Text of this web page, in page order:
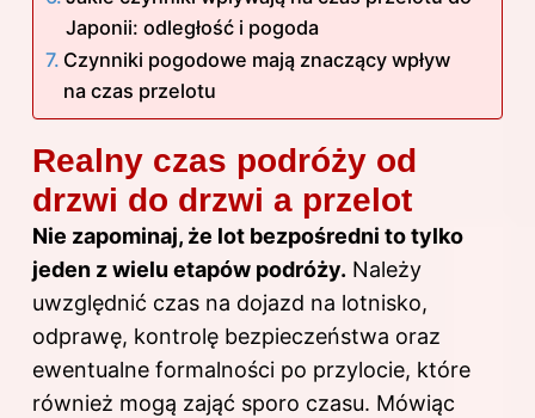
Japonii: odległość i pogoda
Czynniki pogodowe mają znaczący wpływ
na czas przelotu
Realny czas podróży od
drzwi do drzwi a przelot
Nie zapominaj, że lot bezpośredni to tylko
jeden z wielu etapów podróży. Należy
uwzględnić czas na dojazd na lotnisko,
odprawę, kontrolę bezpieczeństwa oraz
ewentualne formalności po przylocie, które
również mogą zająć sporo czasu. Mówiąc